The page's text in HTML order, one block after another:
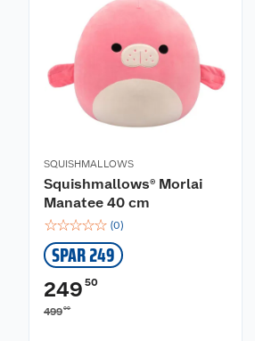
SQUISHMALLOWS
Squishmallows® Morlai
Manatee 40 cm
☆☆☆☆☆ (0)
SPAR 249
249 50
49900